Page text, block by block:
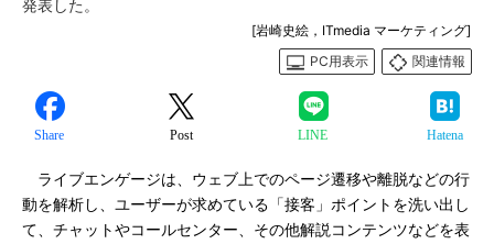
発表した。
[岩崎史絵，ITmedia マーケティング]
PC用表示
関連情報
Share Post LINE Hatena
ライブエンゲージは、ウェブ上でのページ遷移や離脱などの行
動を解析し、ユーザーが求めている「接客」ポイントを洗い出し
て、チャットやコールセンター、その他解説コンテンツなどを表